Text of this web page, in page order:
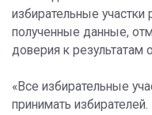
избирательные участки
полученные данные,
доверия к результатам
«Все избирательные
принимать